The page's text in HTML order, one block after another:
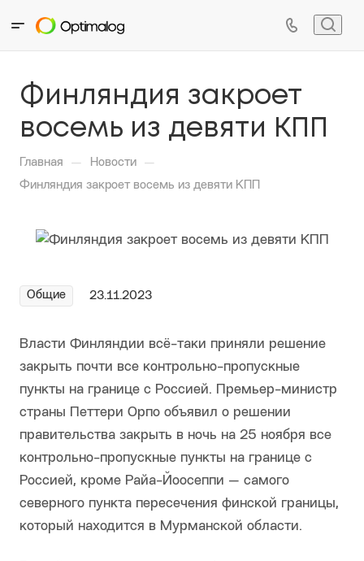
Финляндия закроет
восемь из девяти КПП
Главная — Новости —
Финляндия закроет восемь из девяти КПП
Общие 23.11.2023
Власти Финляндии всё-таки приняли решение
закрыть почти все контрольно-пропускные
пункты на границе с Россией. Премьер-министр
страны Петтери Орпо объявил о решении
правительства закрыть в ночь на 25 ноября все
контрольно-пропускные пункты на границе с
Россией, кроме Райа-Йоосеппи — самого
северного пункта пересечения финской границы,
который находится в Мурманской области.